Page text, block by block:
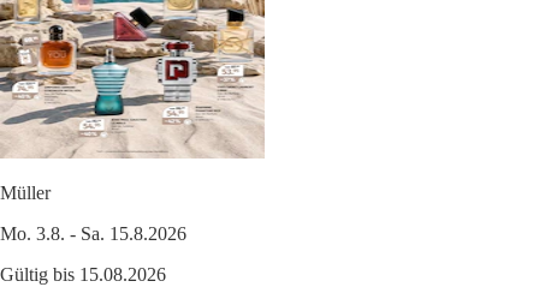
Müller
Mo. 3.8. - Sa. 15.8.2026
Gültig bis 15.08.2026